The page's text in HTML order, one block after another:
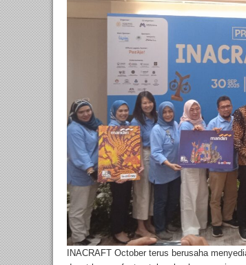
INACRAFT October terus berusaha